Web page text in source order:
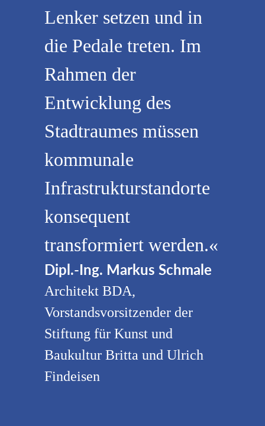
Lenker setzen und in
die Pedale treten. Im
Rahmen der
Entwicklung des
Stadtraumes müssen
kommunale
Infrastrukturstandorte
konsequent
transformiert werden.«
Dipl.-Ing. Markus Schmale
Architekt BDA,
Vorstandsvorsitzender der
Stiftung für Kunst und
Baukultur Britta und Ulrich
Findeisen